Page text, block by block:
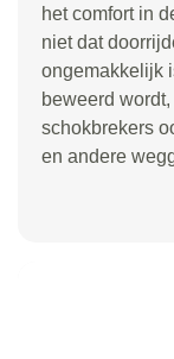
het comfort in
niet dat
ongemakkelijk
beweerd
schokbrekers
en andere